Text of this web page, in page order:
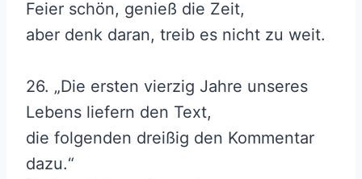
Feier schön, genieß die Zeit,
aber denk daran, treib es nicht zu weit.
26. „Die ersten vierzig Jahre unseres
Lebens liefern den Text,
die folgenden dreißig den Kommentar
dazu.“